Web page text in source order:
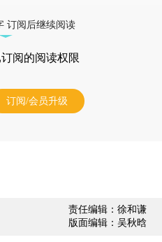
订阅后继续阅读
阅的阅读权限
订阅/会员升级
责任编辑：徐和谦
版面编辑：吴秋晗